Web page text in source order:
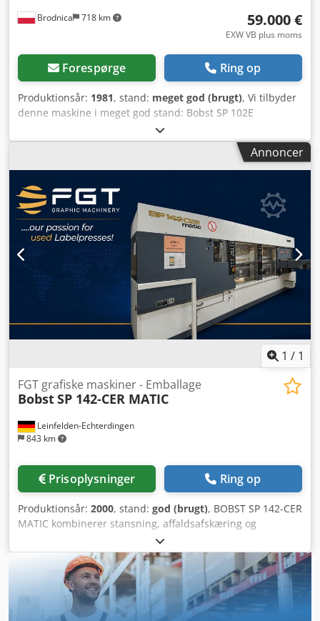
Brodnica 718 km 59.000 €
EXW VB plus moms
Forespørge Ring op
Produktionsår: 1981, stand: meget god (brugt), Vi tilbyder
denne maskine i meget god stand: Bobst SP 102E
Autoplaten, fremstillet i 1981. Producent: Bobst/Schweiz
Model: SP 102E Autoplaten Produktionsår: 1981 Stand:
Meget god udstansningssektion, Stadig i produktion,
tilgængelig fra august 2026 Maskinen er fortsat i
produktion. Testkørsler muligt.
Hovedudstansningsmaskinen i vores trykkeri med
udstansningssektion. Tilgængelig fra august 2026. Crodjy H
Dl Depfx Adtof Ingen mellemled – direkte fra et polsk
trykkeri!!! Pris: 59.000 EUR EXW Kan forhandles
Annoncer
1 / 1
Leinfelden-Echterdingen
843 km
FGT grafiske maskiner - Emballage
BobstSP 142-CER MATIC
Prisoplysninger Ring op
Produktionsår: 2000, stand: god (brugt), BOBST SP 142-CER
MATIC kombinerer stansning, affaldsafskæring og
automatisk udskæring af emner i én produktionsproces.
Maskinen omfatter nyttigt værktøj og forberedelsesudstyr
og har gennemgået forskellige tekniske opgraderinger i
2014. Maskinoversigt Producent: BOBST Model: SP 142-CER
MATIC Maskintype: Automatisk fladstansmaskine med
affaldsafskæring og udskæring af emner Fremstillingsår: